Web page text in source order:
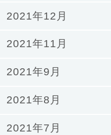
2021年12月
2021年11月
2021年9月
2021年8月
2021年7月